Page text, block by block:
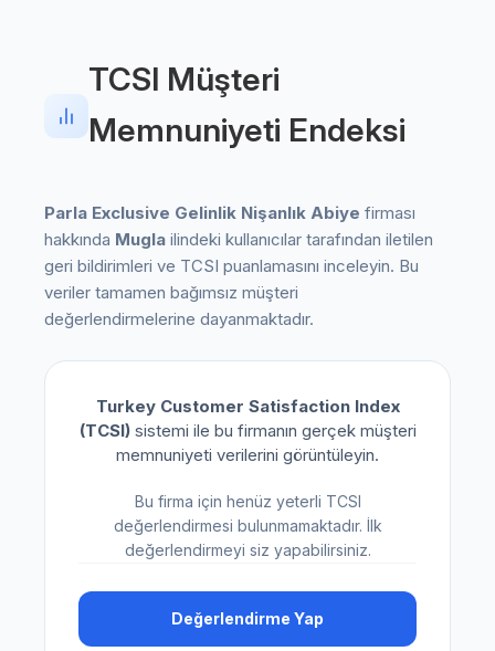
TCSI Müşteri
Memnuniyeti Endeksi
Parla Exclusive Gelinlik Nişanlık Abiye firması
hakkında Mugla ilindeki kullanıcılar tarafından iletilen
geri bildirimleri ve TCSI puanlamasını inceleyin. Bu
veriler tamamen bağımsız müşteri
değerlendirmelerine dayanmaktadır.
Turkey Customer Satisfaction Index
(TCSI)sistemi ile bu firmanın gerçek müşteri
memnuniyeti verilerini görüntüleyin.
Bu firma için henüz yeterli TCSI
değerlendirmesi bulunmamaktadır. İlk
değerlendirmeyi siz yapabilirsiniz.
Değerlendirme Yap